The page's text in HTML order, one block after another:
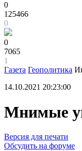
0
125466
0
0
7065
1
Газета Геополитика
14.10.2021 20:23:00
Мнимые
Версия для печати
Обсудить на форуме